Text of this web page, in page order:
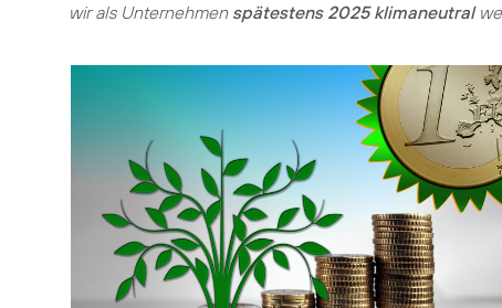
wir als Unternehmen spätestens 2025 klimaneutral